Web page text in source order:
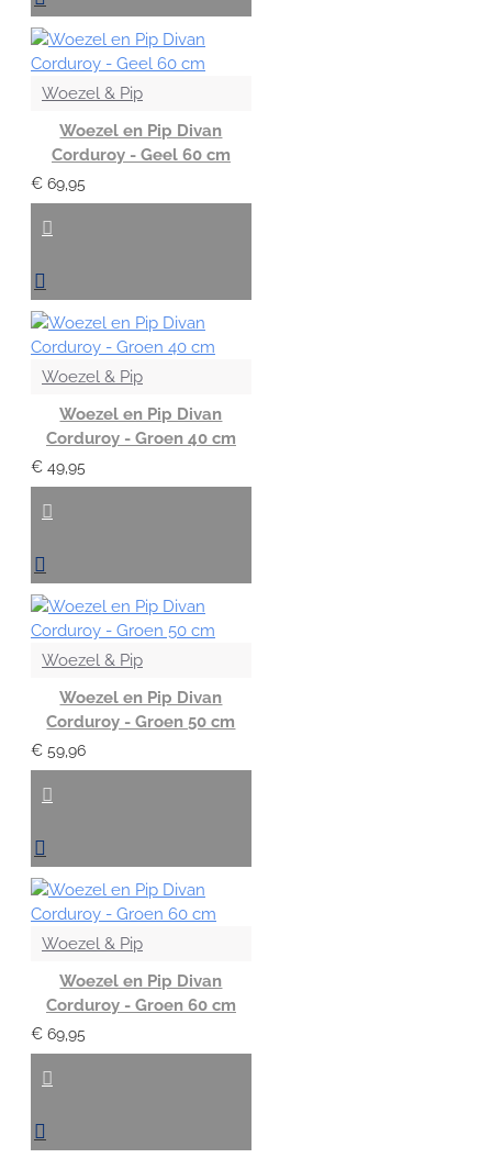
Woezel & Pip
Woezel en Pip Divan
Corduroy - Geel 60 cm
€ 69,95
Woezel & Pip
Woezel en Pip Divan
Corduroy - Groen 40 cm
€ 49,95
Woezel & Pip
Woezel en Pip Divan
Corduroy - Groen 50 cm
€ 59,96
Woezel & Pip
Woezel en Pip Divan
Corduroy - Groen 60 cm
€ 69,95